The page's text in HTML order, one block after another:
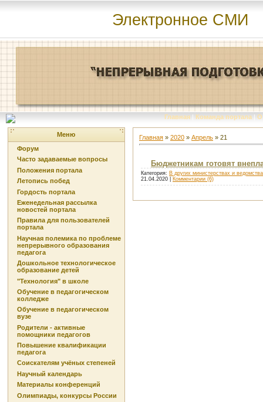
Электронное СМИ
Главная | Команда портала | О
Меню
Форум
Часто задаваемые вопросы
Положения портала
Летопись побед
Гордость портала
Еженедельная рассылка
новостей портала
Правила для пользователей
портала
Научная полемика по проблеме
непрерывного образования
педагога
Дошкольное технологическое
образование детей
"Технология" в школе
Обучение в педагогическом
колледже
Обучение в педагогическом
вузе
Родители - активные
помощники педагогов
Повышение квалификации
педагога
Соискателям учёных степеней
Научный календарь
Материалы конференций
Олимпиады, конкурсы России
Главная » 2020 » Апрель » 21
Бюджетникам готовят
Категория: В других министерствах и
21.04.2020
Комментарии (6)